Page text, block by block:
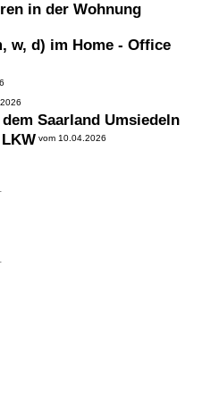
in der Wohnung
w, d) im Home - Office
Saarland Umsiedeln
vom 10.04.2026